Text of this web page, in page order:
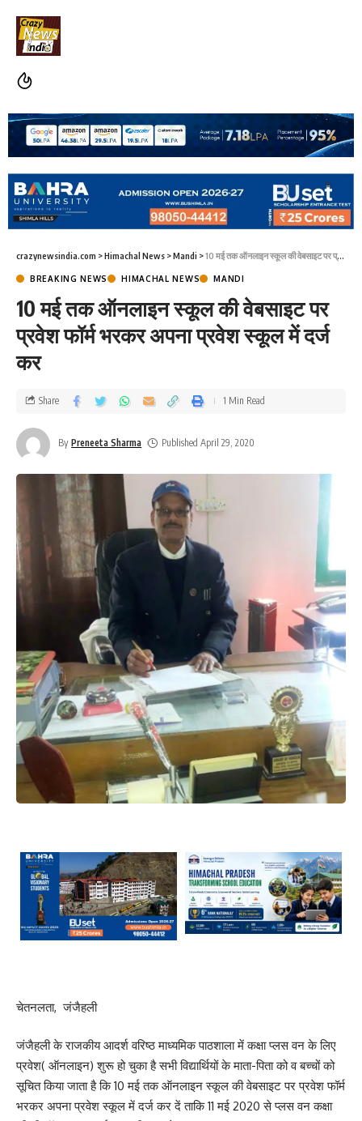
crazynewsindia.com >Himachal News >Mandi >10 मई तक ऑनलाइन स्कूल की वेबसाइट पर प्रवेश फॉर्म भरकर अपना प्रवेश स्कूल में दर्ज कर
BREAKING NEWS HIMACHAL NEWS MANDI
10 मई तक ऑनलाइन स्कूल की वेबसाइट पर
प्रवेश फॉर्म भरकर अपना प्रवेश स्कूल में दर्ज
कर
By Preneeta Sharma Published April 29, 2020
Share 1 Min Read
चेतनलता, जंजैहली
जंजैहली के राजकीय आदर्श वरिष्ठ माध्यमिक पाठशाला में कक्षा प्लस वन के लिए
प्रवेश( ऑनलाइन) शुरू हो चुका है सभी विद्यार्थियों के माता-पिता को व बच्चों को
सूचित किया जाता है कि 10 मई तक ऑनलाइन स्कूल की वेबसाइट पर प्रवेश फॉर्म
भरकर अपना प्रवेश स्कूल में दर्ज कर दें ताकि 11 मई 2020 से प्लस वन कक्षा